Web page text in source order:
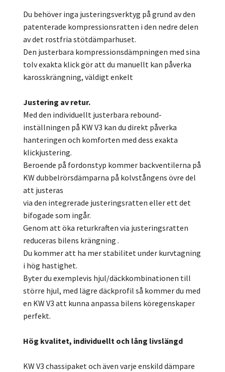
Du behöver inga justeringsverktyg på grund av den
patenterade kompressionsratten i den nedre delen
av det rostfria stötdämparhuset.
Den justerbara kompressionsdämpningen med sina
tolv exakta klick gör att du manuellt kan påverka
karosskrängning, väldigt enkelt
Justering av retur.
Med den individuellt justerbara rebound-
inställningen på KW V3 kan du direkt påverka
hanteringen och komforten med dess exakta
klickjustering.
Beroende på fordonstyp kommer backventilerna på
KW dubbelrörsdämparna på kolvstångens övre del
att justeras
via den integrerade justeringsratten eller ett det
bifogade som ingår.
Genom att öka returkraften via justeringsratten
reduceras bilens krängning .
Du kommer att ha mer stabilitet under kurvtagning
i hög hastighet.
Byter du exemplevis hjul/däckkombinationen till
större hjul, med lägre däckprofil så kommer du med
en KW V3 att kunna anpassa bilens köregenskaper
perfekt.
Hög kvalitet, individuellt och lång livslängd
KW V3 chassipaket och även varje enskild dämpare